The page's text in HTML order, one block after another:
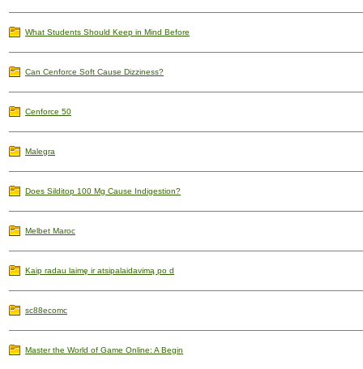
What Students Should Keep in Mind Before
Can Cenforce Soft Cause Dizziness?
Cenforce 50
Malegra
Does Silditop 100 Mg Cause Indigestion?
Melbet Maroc
Kaip radau laimę ir atsipalaidavimą po d
sc88ecomc
Master the World of Game Online: A Begin